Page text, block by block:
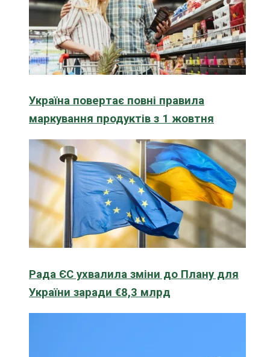
Україна повертає повні правила
маркування продуктів з 1 жовтня
Рада ЄС ухвалила зміни до Плану для
України заради €8,3 млрд